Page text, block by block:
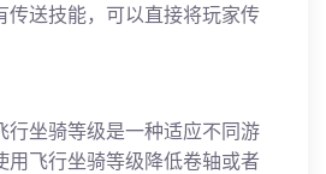
传送技能，可以直接将玩家传
行坐骑等级是一种适应不同游
用飞行坐骑等级降低卷轴或者